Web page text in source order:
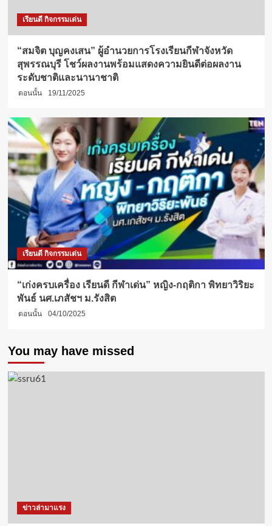
เรียนดี กิจกรรมเด่น
“สมจิต บุญคงเสน” ผู้อำนวยการโรงเรียนกีฬาจังหวัด
สุพรรณบุรี โชว์ผลงานพร้อมแสดงความยินดีต่อผลงาน
ระดับชาติและนานาชาติ
ตอนนั้น 19/11/2025
เรียนดี กิจกรรมเด่น
“เก่งครบเครื่อง เรียนดี กีฬาเด่น” หญิง-กฤติกา พิทยาวิริยะ
พันธ์ นศ.เภสัชฯ ม.รังสิต
ตอนนั้น 04/10/2025
You may have missed
ข่าวล่ามาแรง